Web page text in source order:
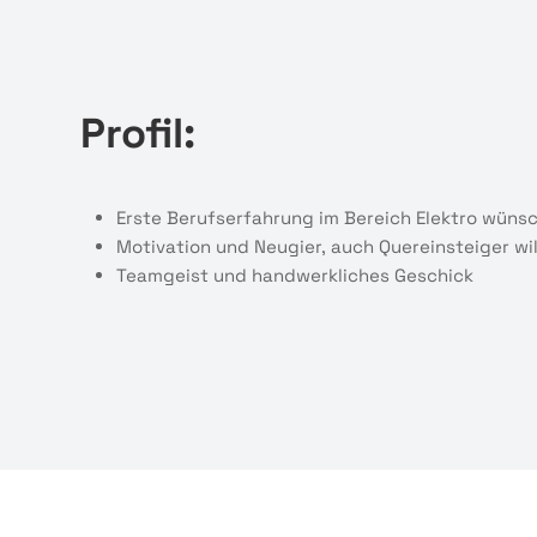
Profil:
Erste Berufserfahrung im Bereich Elektro
Motivation und Neugier, auch Quereinsteiger
Teamgeist und handwerkliches Geschick